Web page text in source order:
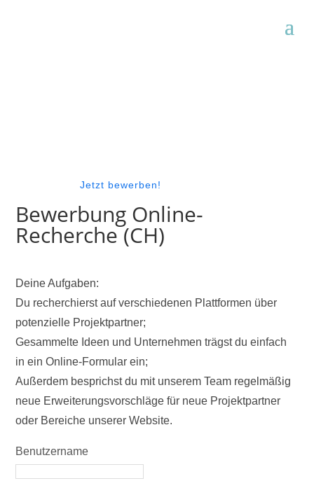
Jetzt bewerben!
Bewerbung Online-
Recherche (CH)
Deine Aufgaben:
Du recherchierst auf verschiedenen Plattformen über
potenzielle Projektpartner;
Gesammelte Ideen und Unternehmen trägst du einfach
in ein Online-Formular ein;
Außerdem besprichst du mit unserem Team regelmäßig
neue Erweiterungsvorschläge für neue Projektpartner
oder Bereiche unserer Website.
Benutzername